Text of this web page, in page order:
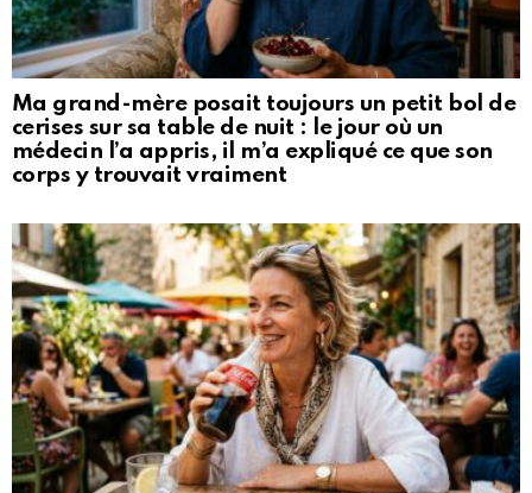
Ma grand-mère posait toujours un petit bol de
cerises sur sa table de nuit : le jour où un
médecin l’a appris, il m’a expliqué ce que son
corps y trouvait vraiment